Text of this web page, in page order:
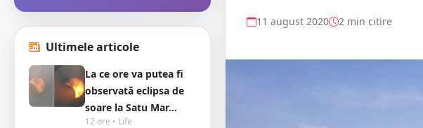
Ultimele articole
La ce ore va putea fi
observată eclipsa de
soare la Satu Mar...
12 ore • Life
11 august 2020 2 min citire